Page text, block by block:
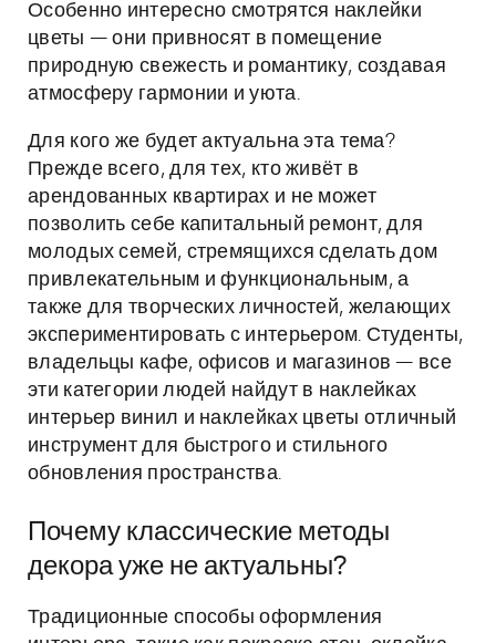
Особенно интересно смотрятся наклейки
цветы — они привносят в помещение
природную свежесть и романтику, создавая
атмосферу гармонии и уюта.
Для кого же будет актуальна эта тема?
Прежде всего, для тех, кто живёт в
арендованных квартирах и не может
позволить себе капитальный ремонт, для
молодых семей, стремящихся сделать дом
привлекательным и функциональным, а
также для творческих личностей, желающих
экспериментировать с интерьером. Студенты,
владельцы кафе, офисов и магазинов — все
эти категории людей найдут в наклейках
интерьер винил и наклейках цветы отличный
инструмент для быстрого и стильного
обновления пространства.
Почему классические методы
декора уже не актуальны?
Традиционные способы оформления